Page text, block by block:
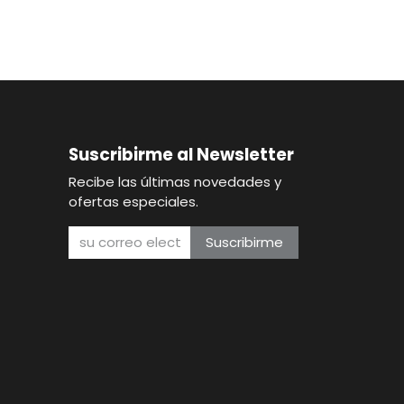
Suscribirme al Newsletter
Recibe las últimas novedades y
ofertas especiales.
Suscribirme